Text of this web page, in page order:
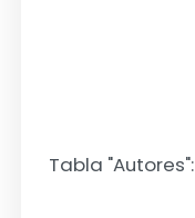
Tabla "Autores":